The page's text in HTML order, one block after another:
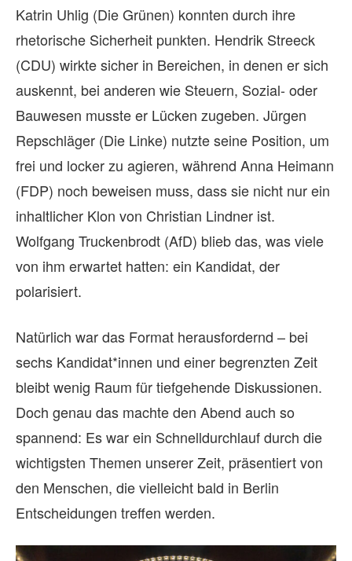
Katrin Uhlig (Die Grünen) konnten durch ihre
rhetorische Sicherheit punkten. Hendrik Streeck
(CDU) wirkte sicher in Bereichen, in denen er sich
auskennt, bei anderen wie Steuern, Sozial- oder
Bauwesen musste er Lücken zugeben. Jürgen
Repschläger (Die Linke) nutzte seine Position, um
frei und locker zu agieren, während Anna Heimann
(FDP) noch beweisen muss, dass sie nicht nur ein
inhaltlicher Klon von Christian Lindner ist.
Wolfgang Truckenbrodt (AfD) blieb das, was viele
von ihm erwartet hatten: ein Kandidat, der
polarisiert.
Natürlich war das Format herausfordernd – bei
sechs Kandidat*innen und einer begrenzten Zeit
bleibt wenig Raum für tiefgehende Diskussionen.
Doch genau das machte den Abend auch so
spannend: Es war ein Schnelldurchlauf durch die
wichtigsten Themen unserer Zeit, präsentiert von
den Menschen, die vielleicht bald in Berlin
Entscheidungen treffen werden.